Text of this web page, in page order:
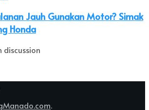
Jauh Gunakan Motor? Simak
Honda
discussion
.